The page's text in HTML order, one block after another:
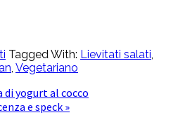
Tagged With: Lievitati salati,
, Vegetariano
di yogurt al cocco
e speck »